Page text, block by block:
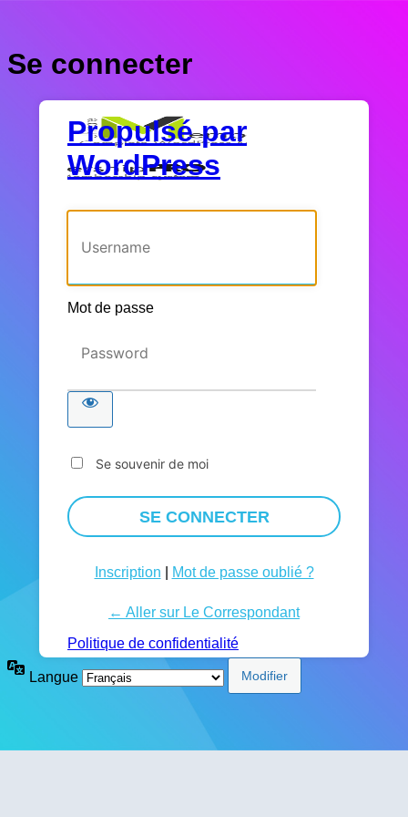
Se connecter
Propulsé par
WordPress
Mot de passe
Se souvenir de moi
Inscription Mot de passe oublié ?
← Aller sur Le Correspondant
Politique de confidentialité
Langue